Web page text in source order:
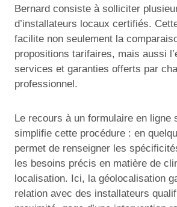
Bernard consiste à solliciter
d’installateurs locaux certifiés.
facilite non seulement la
propositions tarifaires, mais aussi
services et garanties offerts par
professionnel.
Le recours à un formulaire en ligne
simplifie cette procédure : en
permet de renseigner les
les besoins précis en matière de
localisation. Ici, la géolocalisation
relation avec des installateurs